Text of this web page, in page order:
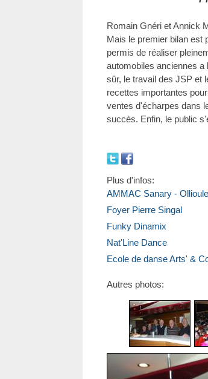
Romain Gnéri et Annick
Mais le premier bilan est
permis de réaliser
automobiles anciennes a
sûr, le travail des JSP et
recettes importantes
ventes d'écharpes dans
succès. Enfin, le public
Plus d'infos:
AMMAC Sanary -
Foyer Pierre Singal
Funky Dinamix
Nat'Line Dance
Ecole de danse Arts' &
Autres photos: